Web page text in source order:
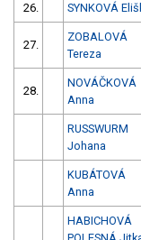
26. SYNKOVÁ
27.
ZOBALOVÁ
Tereza
28.
NOVÁČKOVÁ
Anna
RUSSWURM
Johana
KUBÁTOVÁ
Anna
HABICHOVÁ